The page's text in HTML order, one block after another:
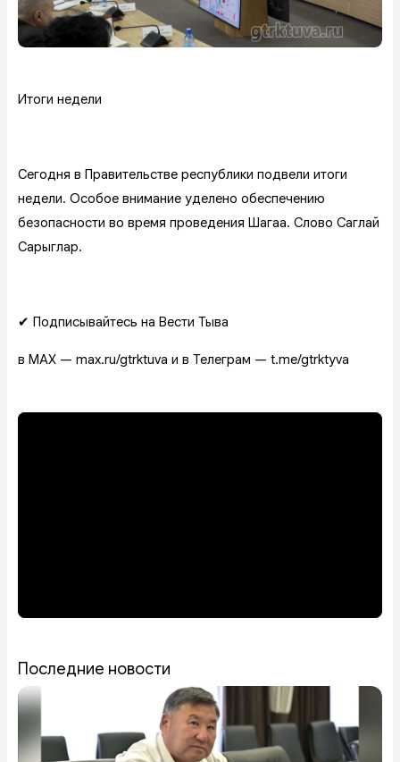
Итоги недели
Сегодня в Правительстве республики подвели итоги
недели. Особое внимание уделено обеспечению
безопасности во время проведения Шагаа. Слово Саглай
Сарыглар.
✔ Подписывайтесь на Вести Тыва
в MAX — max.ru/gtrktuva и в Телеграм — t.me/gtrktyva
Последние новости